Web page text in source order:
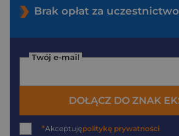
Brak opłat za uczestnictwo
Twój e-mail
DOŁĄCZ DO ZNAK
*Akceptujępolitykę prywatności